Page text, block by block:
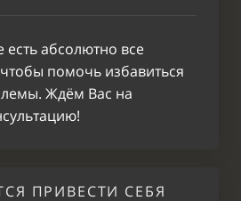
500
800
абсолютно все
помочь избавиться
Ждём Вас на
ПРИВЕСТИ СЕБЯ